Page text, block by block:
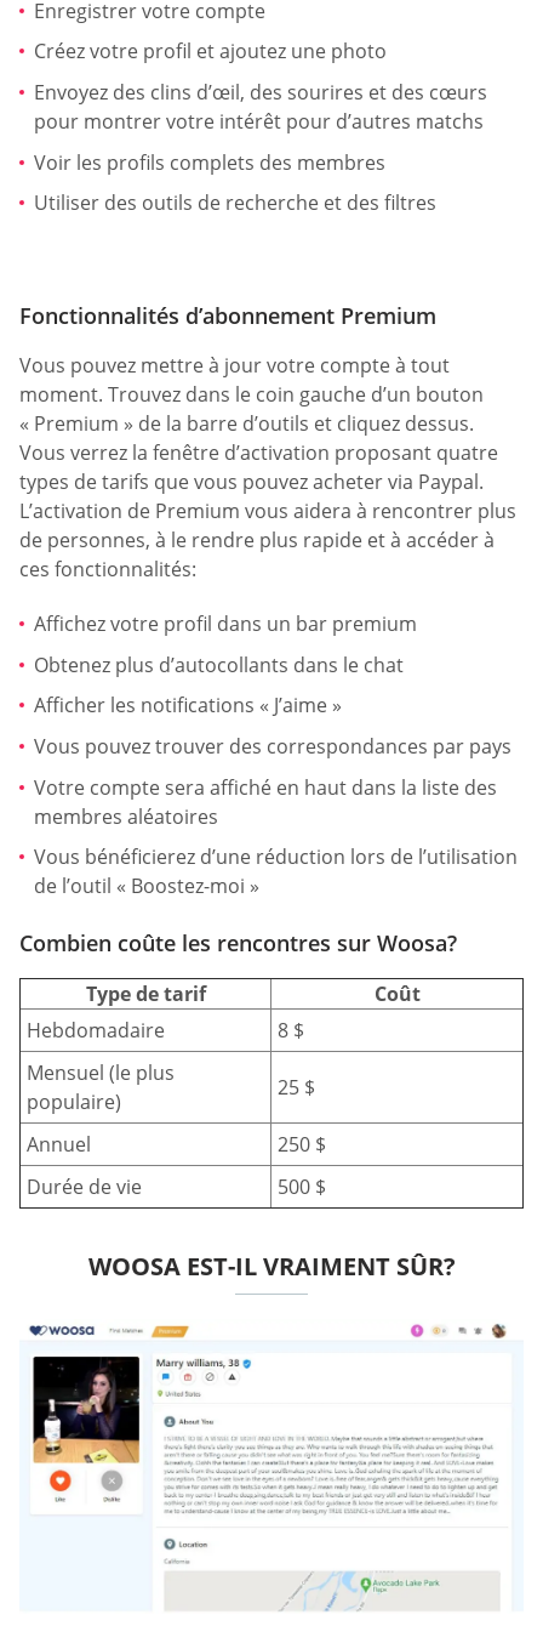
Enregistrer votre compte
Créez votre profil et ajoutez une photo
Envoyez des clins d’œil, des sourires et des cœurs
pour montrer votre intérêt pour d’autres matchs
Voir les profils complets des membres
Utiliser des outils de recherche et des filtres
Fonctionnalités d’abonnement Premium
Vous pouvez mettre à jour votre compte à tout
moment. Trouvez dans le coin gauche d’un bouton
« Premium » de la barre d’outils et cliquez dessus.
Vous verrez la fenêtre d’activation proposant quatre
types de tarifs que vous pouvez acheter via Paypal.
L’activation de Premium vous aidera à rencontrer plus
de personnes, à le rendre plus rapide et à accéder à
ces fonctionnalités:
Affichez votre profil dans un bar premium
Obtenez plus d’autocollants dans le chat
Afficher les notifications « J’aime »
Vous pouvez trouver des correspondances par pays
Votre compte sera affiché en haut dans la liste des
membres aléatoires
Vous bénéficierez d’une réduction lors de l’utilisation
de l’outil « Boostez-moi »
Combien coûte les rencontres sur Woosa?
Type de tarif
Coût
Hebdomadaire
8 $
Mensuel (le plus
populaire)
25 $
Annuel
250 $
Durée de vie
500 $
WOOSA EST-IL VRAIMENT SÛR?